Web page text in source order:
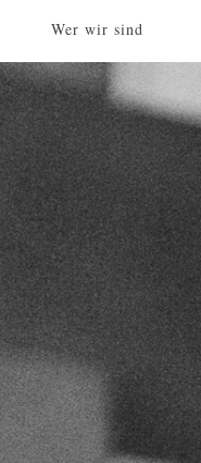
Wer wir sind